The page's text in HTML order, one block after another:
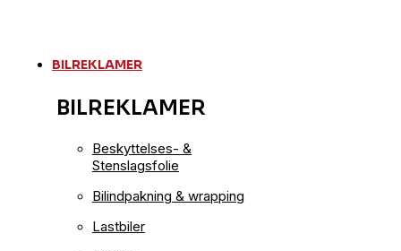
BILREKLAMER
BILREKLAMER
Beskyttelses- &
Stenslagsfolie
Bilindpakning & wrapping
Lastbiler